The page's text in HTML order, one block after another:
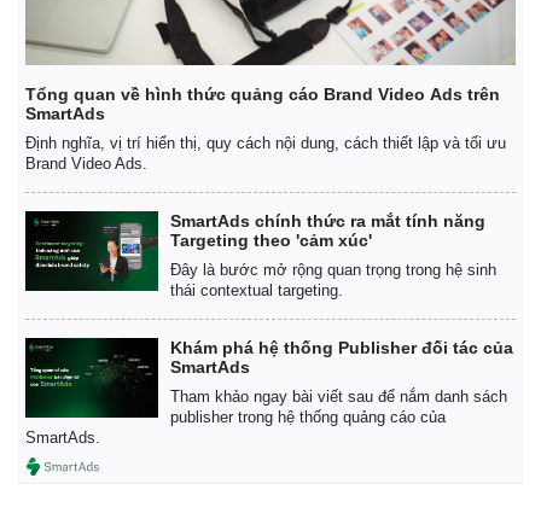
Tổng quan về hình thức quảng cáo Brand Video Ads trên
SmartAds
Định nghĩa, vị trí hiển thị, quy cách nội dung, cách thiết lập và tối ưu
Brand Video Ads.
SmartAds chính thức ra mắt tính năng
Targeting theo 'cảm xúc'
Đây là bước mở rộng quan trọng trong hệ sinh
thái contextual targeting.
Khám phá hệ thống Publisher đối tác của
SmartAds
Tham khảo ngay bài viết sau để nắm danh sách
publisher trong hệ thống quảng cáo của
SmartAds.